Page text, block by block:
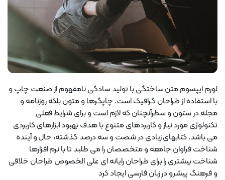
لورم ایپسوم متن ساختگی با تولید سادگی نامفهوم از صنعت چاپ و
با استفاده از طراحان گرافیک است. چاپگرها و متون بلکه روزنامه و
مجله در ستون و سطرآنچنان که لازم است و برای شرایط فعلی
تکنولوژی مورد نیاز و کاربردهای متنوع با هدف بهبود ابزارهای کاربردی
می باشد. کتابهای زیادی در شصت و سه درصد گذشته، حال و آینده
شناخت فراوان جامعه و متخصصان را می طلبد تا با نرم افزارها
شناخت بیشتری را برای طراحان رایانه ای علی الخصوص طراحان خلاقی
و فرهنگ پیشرو در زبان فارسی ایجاد کرد